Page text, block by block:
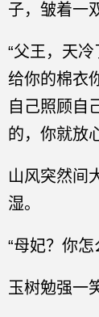
子，皱着一
“父王，天
给你的棉衣
自己照顾自
的，你就放
山风突然间
湿。
“母妃？你怎
玉树勉强一